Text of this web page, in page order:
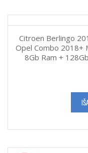
Citroen Berlingo
Opel Combo 2018+
8Gb Ram +